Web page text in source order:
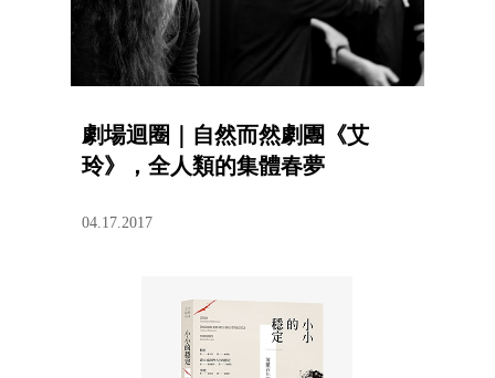
劇場迴圈｜自然而然劇團《艾
玲》，全人類的集體春夢
04.17.2017